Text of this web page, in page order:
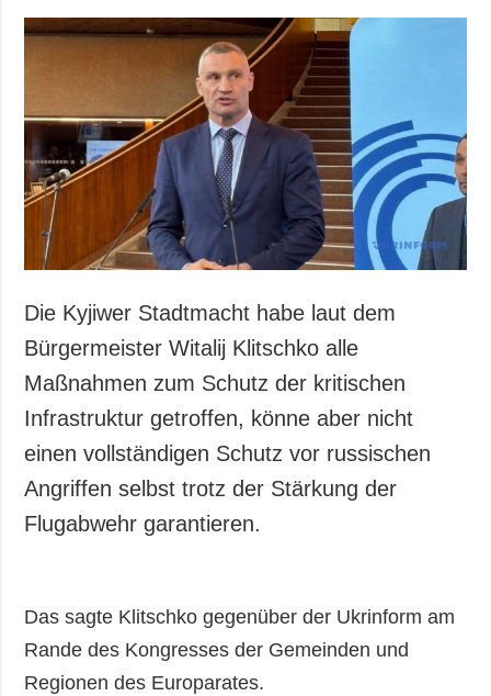
Die Kyjiwer Stadtmacht habe laut dem
Bürgermeister Witalij Klitschko alle
Maßnahmen zum Schutz der kritischen
Infrastruktur getroffen, könne aber nicht
einen vollständigen Schutz vor russischen
Angriffen selbst trotz der Stärkung der
Flugabwehr garantieren.
Das sagte Klitschko gegenüber der Ukrinform am
Rande des Kongresses der Gemeinden und
Regionen des Europarates.